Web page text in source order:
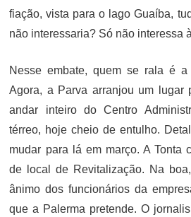
fiação, vista para o lago Guaíba,
não interessaria? Só não interessa
Nesse embate, quem se rala é
Agora, a Parva arranjou um lugar
andar inteiro do Centro
térreo, hoje cheio de entulho.
mudar para lá em março. A Tonta
de local de Revitalização. Na
ânimo dos funcionários da
que a Palerma pretende. O